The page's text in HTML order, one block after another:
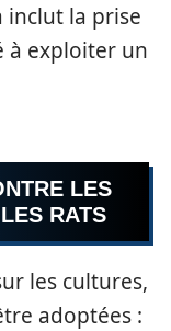
inclut la prise
à exploiter un
LES
RATS
les cultures,
adoptées :